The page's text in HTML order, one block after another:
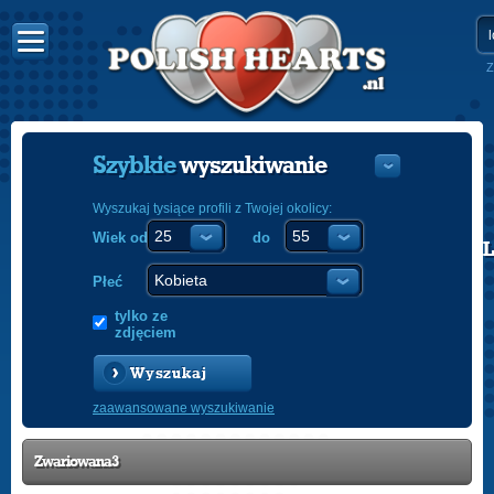
POLISH
Szybkiewyszukiwanie
Wyszukaj tysiące profili z Twojej okolicy:
Wiek od do
Płeć
tylko ze
zdjęciem
Wyszukaj
zaawansowane wyszukiwanie
Zwariowana3